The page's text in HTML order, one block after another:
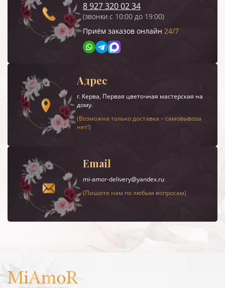
8 927 320 02 34
(звонки с 10:00 до 19:00)
Приём заказов онлайн 24/7
Адрес
г. Керва, Первая цветочная мастерская на
дому.
(Возможна только доставка – самовывоза
нет!)
Email
mi-amor-delivery@yandex.ru
(Пишите нам по любым вопросам)